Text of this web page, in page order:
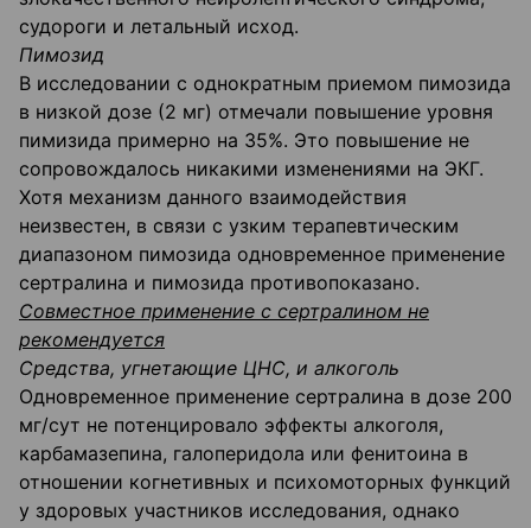
судороги и летальный исход.
Пимозид
В исследовании с однократным приемом пимозида
в низкой дозе (2 мг) отмечали повышение уровня
пимизида примерно на 35%. Это повышение не
сопровождалось никакими изменениями на ЭКГ.
Хотя механизм данного взаимодействия
неизвестен, в связи с узким терапевтическим
диапазоном пимозида одновременное применение
сертралина и пимозида противопоказано.
Совместное применение с сертралином не
рекомендуется
Средства, угнетающие ЦНС, и алкоголь
Одновременное применение сертралина в дозе 200
мг/сут не потенцировало эффекты алкоголя,
карбамазепина, галоперидола или фенитоина в
отношении когнетивных и психомоторных функций
у здоровых участников исследования, однако